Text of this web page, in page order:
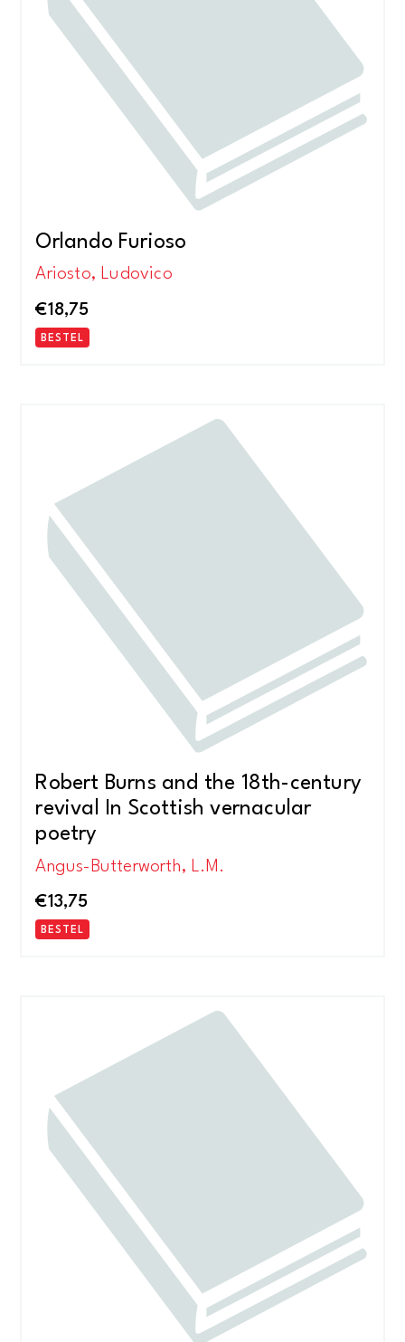
Orlando Furioso
Ariosto, Ludovico
€18,75
BESTEL
Robert Burns and the 18th-century
revival In Scottish vernacular
poetry
Angus-Butterworth, L.M.
€13,75
BESTEL